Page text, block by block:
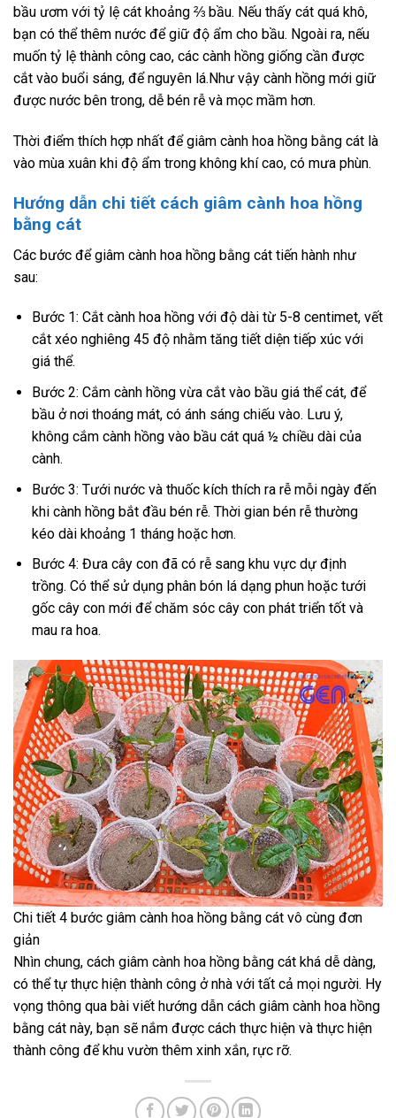
bầu ươm với tỷ lệ cát khoảng ⅔ bầu. Nếu thấy cát quá khô,
bạn có thể thêm nước để giữ độ ẩm cho bầu. Ngoài ra, nếu
muốn tỷ lệ thành công cao, các cành hồng giống cần được
cắt vào buổi sáng, để nguyên lá.Như vậy cành hồng mới giữ
được nước bên trong, dễ bén rễ và mọc mầm hơn.
Thời điểm thích hợp nhất để giâm cành hoa hồng bằng cát là
vào mùa xuân khi độ ẩm trong không khí cao, có mưa phùn.
Hướng dẫn chi tiết cách giâm cành hoa hồng
bằng cát
Các bước để giâm cành hoa hồng bằng cát tiến hành như
sau:
Bước 1: Cắt cành hoa hồng với độ dài từ 5-8 centimet, vết
cắt xéo nghiêng 45 độ nhằm tăng tiết diện tiếp xúc với
giá thể.
Bước 2: Cắm cành hồng vừa cắt vào bầu giá thể cát, để
bầu ở nơi thoáng mát, có ánh sáng chiếu vào. Lưu ý,
không cắm cành hồng vào bầu cát quá ½ chiều dài của
cành.
Bước 3: Tưới nước và thuốc kích thích ra rễ mỗi ngày đến
khi cành hồng bắt đầu bén rễ. Thời gian bén rễ thường
kéo dài khoảng 1 tháng hoặc hơn.
Bước 4: Đưa cây con đã có rễ sang khu vực dự định
trồng. Có thể sử dụng phân bón lá dạng phun hoặc tưới
gốc cây con mới để chăm sóc cây con phát triển tốt và
mau ra hoa.
Chi tiết 4 bước giâm cành hoa hồng bằng cát vô cùng đơn
giản
Nhìn chung, cách giâm cành hoa hồng bằng cát khá dễ dàng,
có thể tự thực hiện thành công ở nhà với tất cả mọi người. Hy
vọng thông qua bài viết hướng dẫn cách giâm cành hoa hồng
bằng cát này, bạn sẽ nắm được cách thực hiện và thực hiện
thành công để khu vườn thêm xinh xắn, rực rỡ.